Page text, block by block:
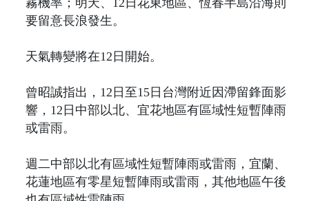
要留意長浪發生。
天氣轉變將在12日開始。
曾昭誠指出，12日至15日台灣附近因滯留鋒面影
響，12日中部以北、宜花地區有區域性短暫陣雨
或雷雨。
週二中部以北有區域性短暫陣雨或雷雨，宜蘭、
花蓮地區有零星短暫陣雨或雷雨，其他地區午後